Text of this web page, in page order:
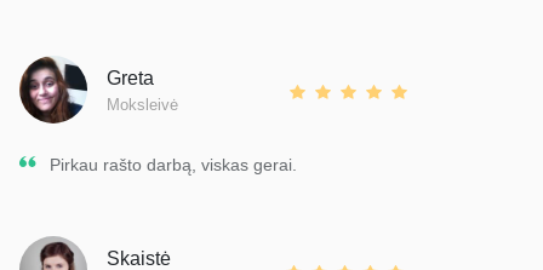
Greta
Moksleivė
Pirkau rašto darbą, viskas gerai.
Skaistė